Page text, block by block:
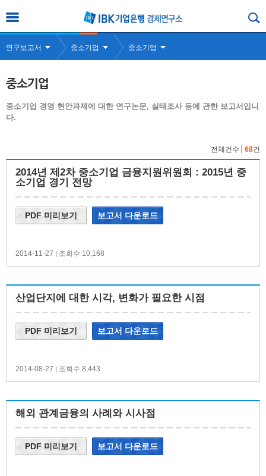
연구보고서 중소기업 중소기업
중소기업
중소기업 경영 현안과제에 대한 연구논문, 실태조사 등에 관한 보고서입니
다.
전체건수 68건
2014년 제2차 중소기업 금융지원위원회 : 2015년 중
소기업 경기 전망
2014-11-27 | 조회수 10,168
PDF 미리보기 보고서 다운로드
산업단지에 대한 시각, 변화가 필요한 시점
2014-08-27 | 조회수 8,443
PDF 미리보기 보고서 다운로드
해외 관계금융의 사례와 시사점
PDF 미리보기 보고서 다운로드